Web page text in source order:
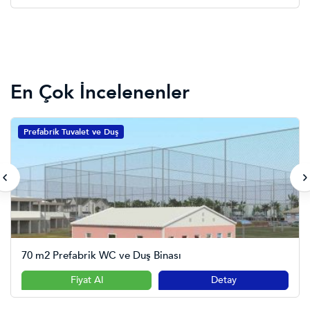
En Çok İncelenenler
Prefabrik Tuvalet ve Duş
70 m2 Prefabrik WC ve Duş Binası
Fiyat Al Detay